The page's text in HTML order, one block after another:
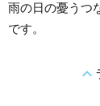
雨の日の憂うつ
です。
expand_less